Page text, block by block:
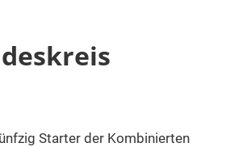
Starter der Kombinierten